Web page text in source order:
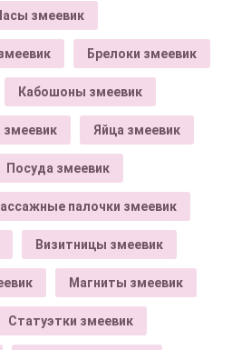
змеевик
Брелоки змеевик
Кабошоны змеевик
змеевик Яйца змеевик
Посуда змеевик
палочки змеевик
Визитницы змеевик
Магниты змеевик
Статуэтки змеевик